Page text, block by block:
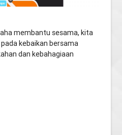
membantu sesama, kita
kebaikan bersama
dan kebahagiaan